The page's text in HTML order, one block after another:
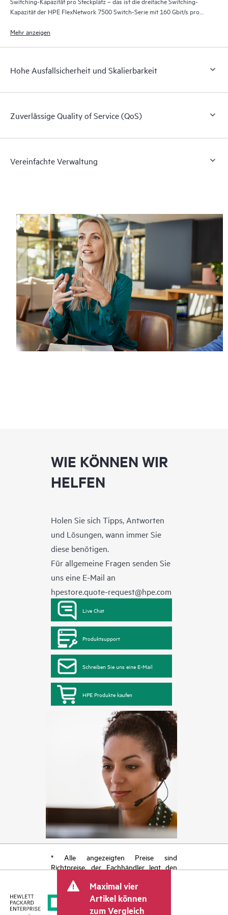
Kapazität der HPE FlexNetwork 7500 Switch-Serie mit 160 Gbit/s pro
Mehr anzeigen
Hohe Ausfallsicherheit und Skalierbarkeit
Zuverlässige Quality of Service (QoS)
Vereinfachte Verwaltung
WIE KÖNNEN WIR
HELFEN
Holen Sie sich Tipps, Antworten
und Lösungen, wann immer Sie
diese benötigen.
Für allgemeine Fragen senden Sie
uns eine E-Mail an
hpestore.quote-request@hpe.com
Live Chat
Produktsupport
Schreiben Sie uns eine E-Mail
HPE Produkte kaufen
* Alle angezeigten Preise sind
Richtpreise, der Fachhändler legt den
kann weitere Gebühren wie
Mehrwertsteuer und Versandkosten
berücksichtigen. Der vom Fachhändler
Maximal vier
Artikel können
zum Vergleich